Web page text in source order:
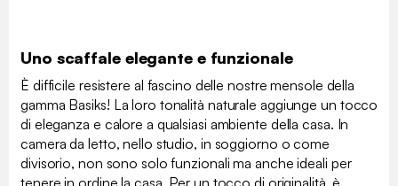
Uno scaffale elegante e funzionale
È difficile resistere al fascino delle nostre mensole della
gamma Basiks! La loro tonalità naturale aggiunge un tocco
di eleganza e calore a qualsiasi ambiente della casa. In
camera da letto, nello studio, in soggiorno o come
divisorio, non sono solo funzionali ma anche ideali per
tenere in ordine la casa. Per un tocco di originalità, è